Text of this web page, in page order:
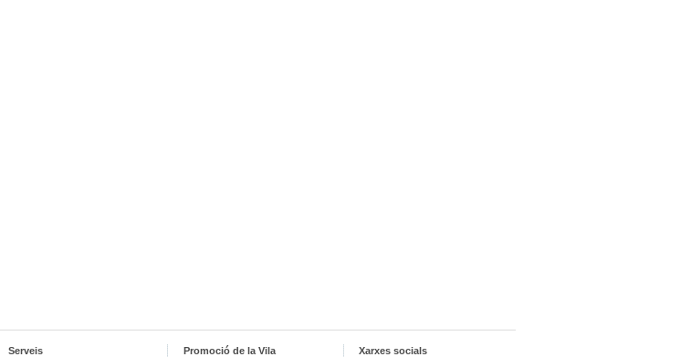
Serveis Promoció de la Vila Xarxes socials